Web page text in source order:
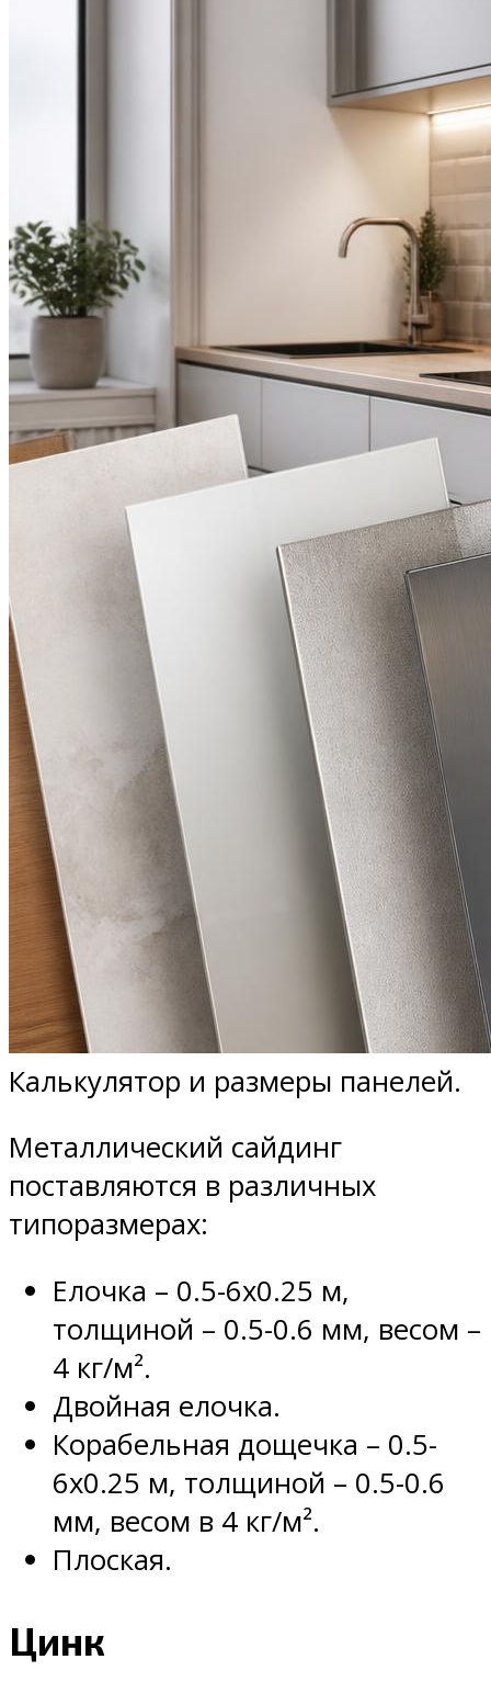
Калькулятор и размеры панелей.
Металлический сайдинг
поставляются в различных
типоразмерах:
Елочка – 0.5-6х0.25 м,
толщиной – 0.5-0.6 мм, весом –
4 кг/м².
Двойная елочка.
Корабельная дощечка – 0.5-
6х0.25 м, толщиной – 0.5-0.6
мм, весом в 4 кг/м².
Плоская.
Цинк